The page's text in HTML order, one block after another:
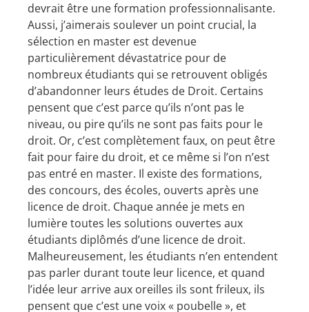
devrait être une formation professionnalisante.
Aussi, j’aimerais soulever un point crucial, la
sélection en master est devenue
particulièrement dévastatrice pour de
nombreux étudiants qui se retrouvent obligés
d’abandonner leurs études de Droit. Certains
pensent que c’est parce qu’ils n’ont pas le
niveau, ou pire qu’ils ne sont pas faits pour le
droit. Or, c’est complètement faux, on peut être
fait pour faire du droit, et ce même si l’on n’est
pas entré en master. Il existe des formations,
des concours, des écoles, ouverts après une
licence de droit. Chaque année je mets en
lumière toutes les solutions ouvertes aux
étudiants diplômés d’une licence de droit.
Malheureusement, les étudiants n’en entendent
pas parler durant toute leur licence, et quand
l’idée leur arrive aux oreilles ils sont frileux, ils
pensent que c’est une voix « poubelle », et